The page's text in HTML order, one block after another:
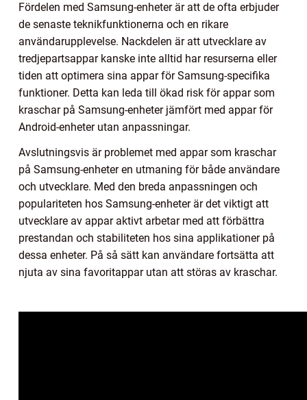
Fördelen med Samsung-enheter är att de ofta erbjuder
de senaste teknikfunktionerna och en rikare
användarupplevelse. Nackdelen är att utvecklare av
tredjepartsappar kanske inte alltid har resurserna eller
tiden att optimera sina appar för Samsung-specifika
funktioner. Detta kan leda till ökad risk för appar som
kraschar på Samsung-enheter jämfört med appar för
Android-enheter utan anpassningar.
Avslutningsvis är problemet med appar som kraschar
på Samsung-enheter en utmaning för både användare
och utvecklare. Med den breda anpassningen och
populariteten hos Samsung-enheter är det viktigt att
utvecklare av appar aktivt arbetar med att förbättra
prestandan och stabiliteten hos sina applikationer på
dessa enheter. På så sätt kan användare fortsätta att
njuta av sina favoritappar utan att störas av kraschar.